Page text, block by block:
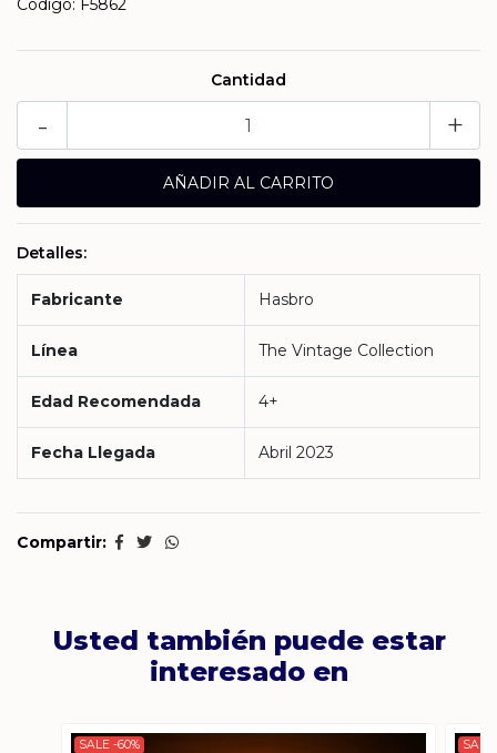
Código: F5862
Cantidad
+
-
Detalles:
Fabricante Hasbro
Línea The Vintage Collection
Edad Recomendada 4+
Fecha Llegada Abril 2023
Compartir:
Usted también puede estar
interesado en
SALE -60% SALE